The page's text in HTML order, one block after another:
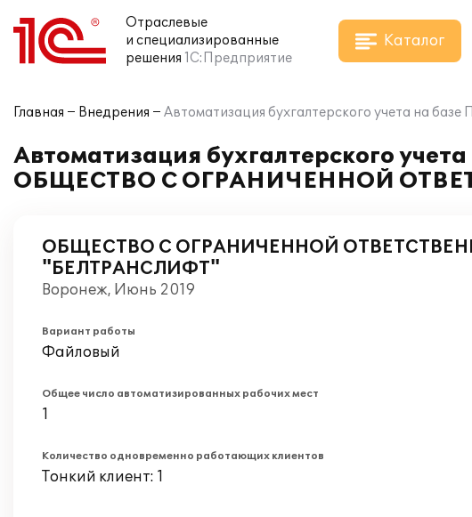
Отраслевые
и специализированные
решения 1С:Предприятие
Каталог
Главная Внедрения Автоматизация бухгалтерского учета
Автоматизация бухгалтерского
ОБЩЕСТВО С ОГРАНИЧЕННОЙ
ОБЩЕСТВО С ОГРАНИЧЕННОЙ
"БЕЛТРАНСЛИФТ"
Воронеж, Июнь 2019
Вариант работы
Файловый
Общее число автоматизированных рабочих мест
1
Количество одновременно работающих клиентов
Тонкий клиент: 1